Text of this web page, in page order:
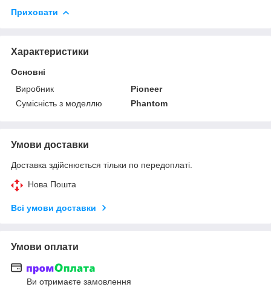
Приховати
Характеристики
Основні
Виробник
Pioneer
Сумісність з моделлю
Phantom
Умови доставки
Доставка здійснюється тільки по передоплаті.
Нова Пошта
Всі умови доставки
Умови оплати
Ви отримаєте замовлення